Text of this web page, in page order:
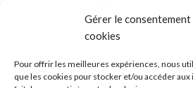
Gérer le consentement
cookies
Pour offrir les meilleures expériences, nous
que les cookies pour stocker et/ou accéder
Paiement sécurisé
Satisfait